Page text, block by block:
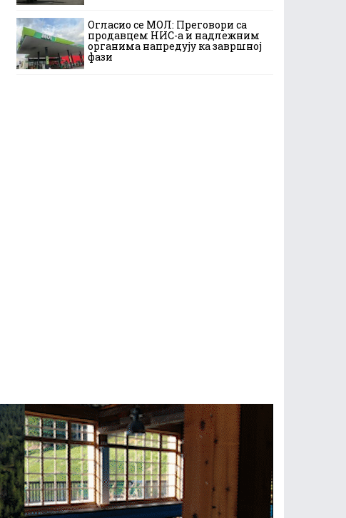
Огласио се МОЛ: Преговори са
продавцем НИС-а и надлежним
органима напредују ка завршној
фази